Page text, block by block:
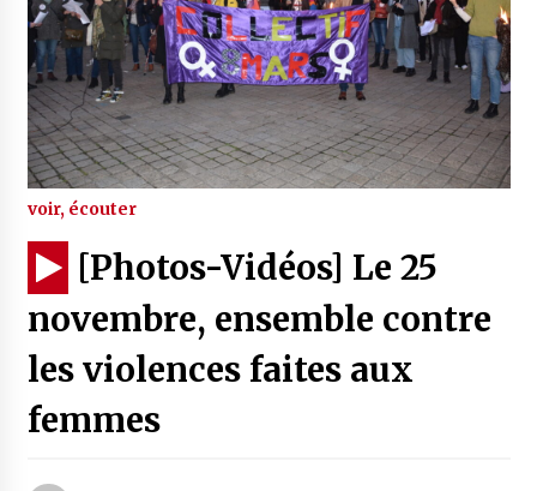
voir, écouter
[Photos-Vidéos] Le 25
novembre, ensemble contre
les violences faites aux
femmes